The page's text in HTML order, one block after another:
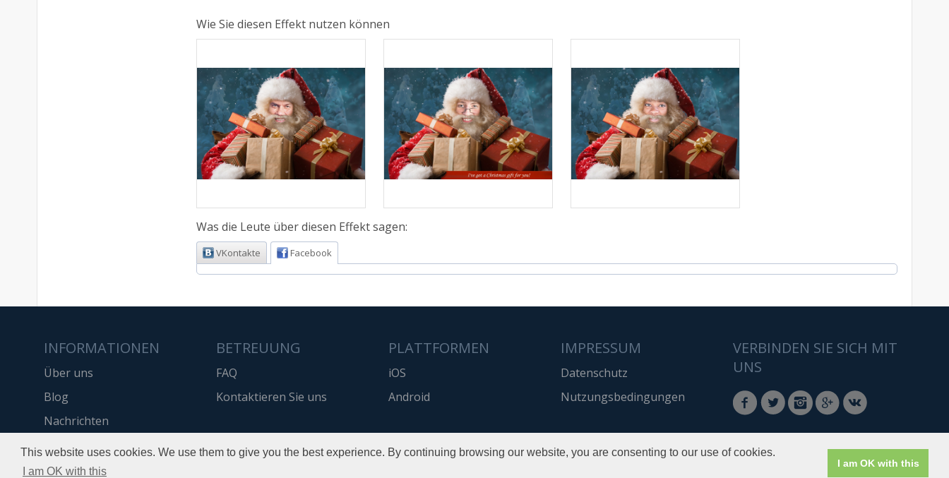
This website uses cookies. We use them to give you the best experience. By continuing browsing our website, you are consenting to our use of cookies.
I am OK with this
I am OK with this
Wie Sie diesen Effekt nutzen können
Was die Leute über diesen Effekt sagen:
VKontakte Facebook
INFORMATIONEN
Über uns
Blog
Nachrichten
API
BETREUUNG
FAQ
Kontaktieren Sie uns
PLATTFORMEN
iOS
Android
IMPRESSUM
Datenschutz
Nutzungsbedingungen
VERBINDEN SIE SICH MIT
UNS